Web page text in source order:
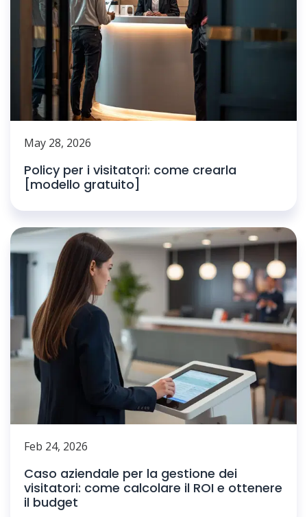
May 28, 2026
Policy per i visitatori: come crearla
[modello gratuito]
Feb 24, 2026
Caso aziendale per la gestione dei
visitatori: come calcolare il ROI e ottenere
il budget